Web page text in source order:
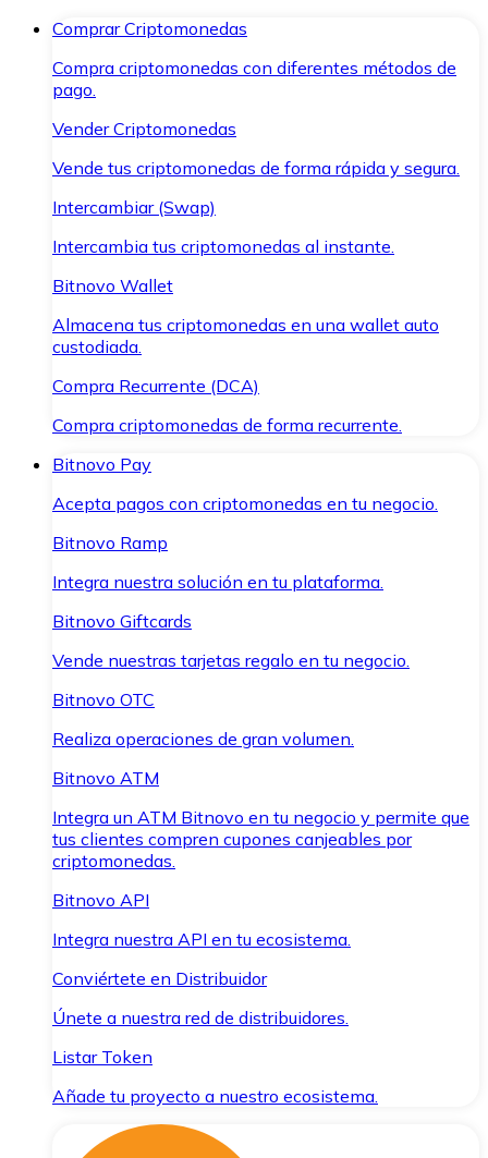
Comprar Criptomonedas
Compra criptomonedas con diferentes métodos de
pago.
Vender Criptomonedas
Vende tus criptomonedas de forma rápida y segura.
Intercambiar (Swap)
Intercambia tus criptomonedas al instante.
Bitnovo Wallet
Almacena tus criptomonedas en una wallet auto
custodiada.
Compra Recurrente (DCA)
Compra criptomonedas de forma recurrente.
Bitnovo Pay
Acepta pagos con criptomonedas en tu negocio.
Bitnovo Ramp
Integra nuestra solución en tu plataforma.
Bitnovo Giftcards
Vende nuestras tarjetas regalo en tu negocio.
Bitnovo OTC
Realiza operaciones de gran volumen.
Bitnovo ATM
Integra un ATM Bitnovo en tu negocio y permite que
tus clientes compren cupones canjeables por
criptomonedas.
Bitnovo API
Integra nuestra API en tu ecosistema.
Conviértete en Distribuidor
Únete a nuestra red de distribuidores.
Listar Token
Añade tu proyecto a nuestro ecosistema.